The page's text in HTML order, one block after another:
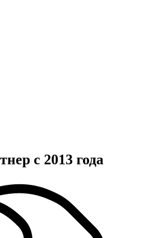
с 2013 года